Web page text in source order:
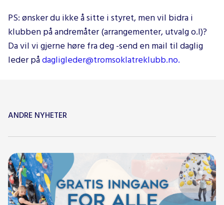
PS: ønsker du ikke å sitte i styret, men vil bidra i
klubben på andremåter (arrangementer, utvalg o.l)?
Da vil vi gjerne høre fra deg -send en mail til daglig
leder pådagligleder@tromsoklatreklubb.no.
ANDRE NYHETER